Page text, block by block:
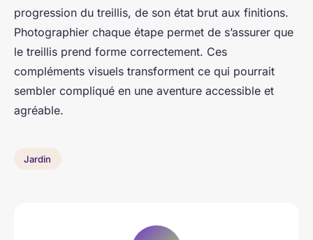
progression du treillis, de son état brut aux finitions.
Photographier chaque étape permet de s’assurer que
le treillis prend forme correctement. Ces
compléments visuels transforment ce qui pourrait
sembler compliqué en une aventure accessible et
agréable.
Jardin